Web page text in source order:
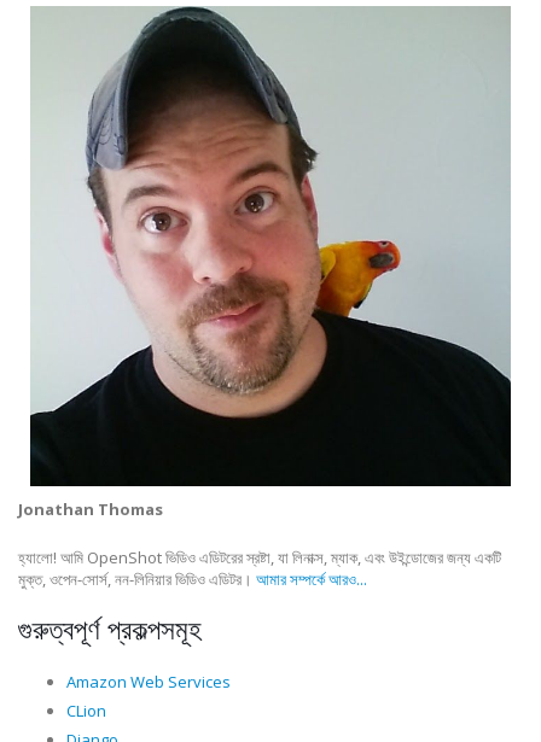
Jonathan Thomas
হ্যালো! আমি OpenShot ভিডিও এডিটরের স্রষ্টা, যা লিনাক্স, ম্যাক, এবং উইন্ডোজের জন্য একটি
মুক্ত, ওপেন-সোর্স, নন-লিনিয়ার ভিডিও এডিটর। আমার সম্পর্কে আরও...
গুরুত্বপূর্ণ প্রকল্পসমূহ
Amazon Web Services
CLion